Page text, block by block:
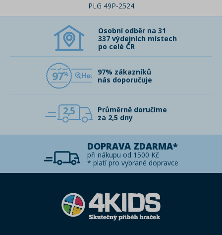
PLG 49P-2524
Osobní odběr na 31
337 výdejních místech
po celé ČR
97
97% zákazníků
nás doporučuje
2,5
Průměrně doručíme
za 2,5 dny
DOPRAVA ZDARMA*
při nákupu od 1500 Kč
* platí pro vybrané dopravce